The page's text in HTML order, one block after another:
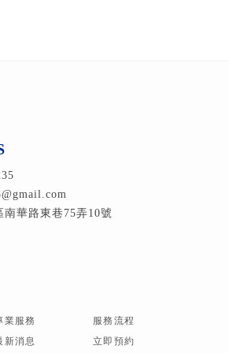
南華路東巷75弄10號
業服務
服務流程
新消息 立即預約